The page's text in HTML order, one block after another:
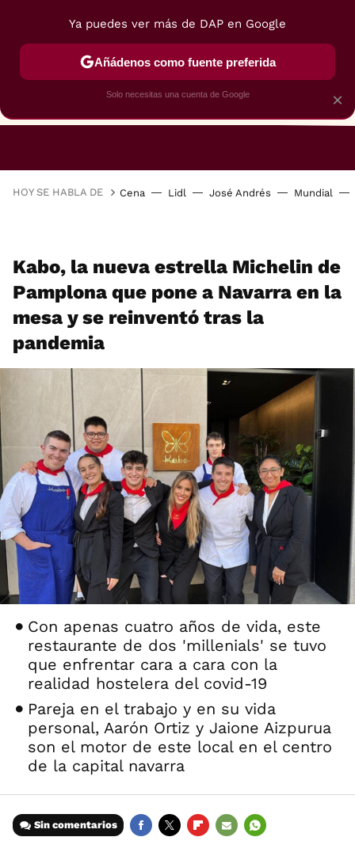
RESTAURANTES GASTROGUÍA
HOY SE HABLA DE Cena Lidl José Andrés Mundial
Kabo, la nueva estrella Michelin de
Pamplona que pone a Navarra en la
mesa y se reinventó tras la
pandemia
Con apenas cuatro años de vida, este
restaurante de dos 'millenials' se tuvo
que enfrentar cara a cara con la
realidad hostelera del covid-19
Pareja en el trabajo y en su vida
personal, Aarón Ortiz y Jaione Aizpurua
son el motor de este local en el centro
de la capital navarra
Sin comentarios
×
Ya puedes ver más de DAP en Google
Añádenos como fuente preferida
Solo necesitas una cuenta de Google